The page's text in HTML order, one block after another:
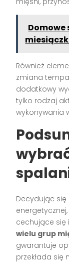
Domowe
Również
zmiana
dodatkowy
tylko rodzaj
wykonywania
Decydując
cechujące się
wielu grup
gwarantuje
przekłada się